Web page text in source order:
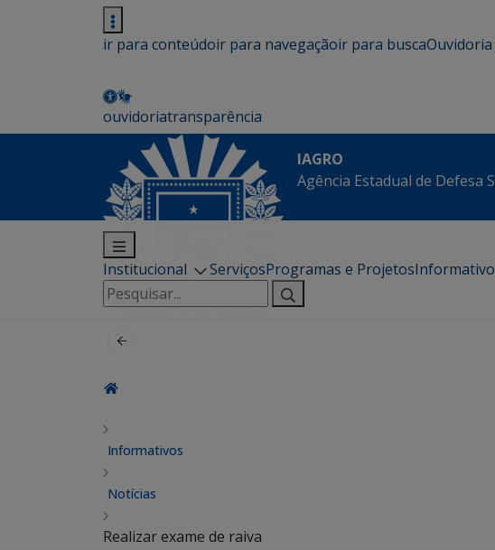
ir para conteúdoir para navegaçãoir para buscaOuvidoria
ouvidoriatransparência
IAGRO
Agência Estadual de Defesa
Institucional ServiçosProgramas e Projetos
Pesquisar
por:
Informativos
Notícias
Realizar exame de raiva